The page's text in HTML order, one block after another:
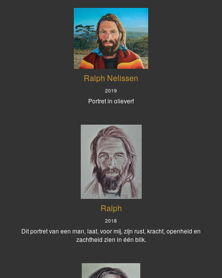
Ralph Nelissen
2019
Portret in olieverf
Ralph
2018
Dit portret van een man, laat, voor mij, zijn rust, kracht, openheid en
zachtheid zien in één blik.